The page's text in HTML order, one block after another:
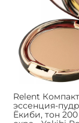
Relent
эссенция-
Ёкиби, тон